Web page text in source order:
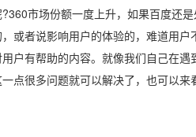
市场份额一度上升，如果百度还
或者说影响用户的体验的，难道用
户有帮助的内容。就像我们自己在
点很多问题就可以解决了，也可以